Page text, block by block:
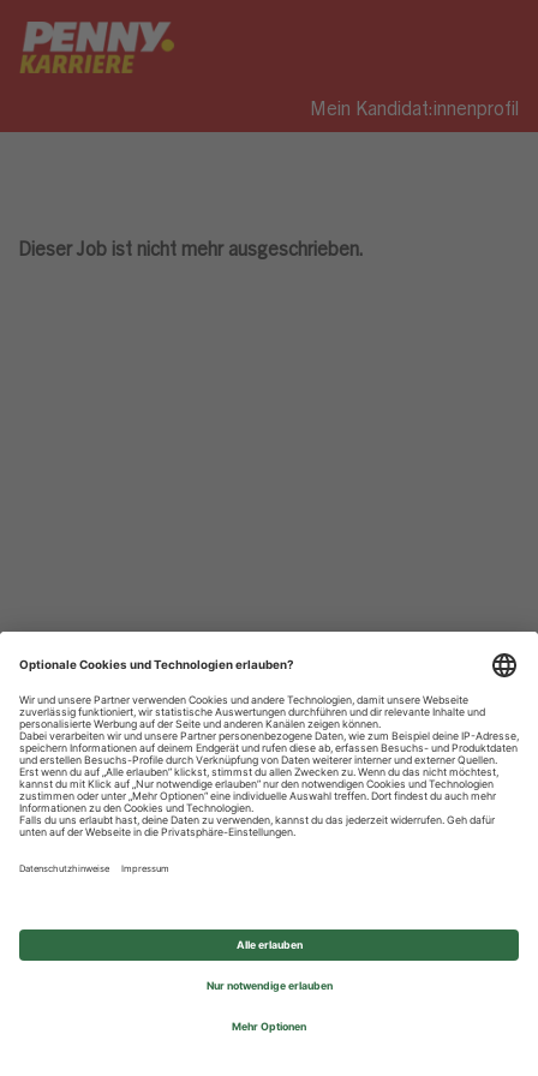
Mein Kandidat:innenprofil
Dieser Job ist nicht mehr ausgeschrieben.
Datenschutzhinweise
Impressum
Privatsphäre-Einstellungen
© 2026 REWE Group - All rights reserved